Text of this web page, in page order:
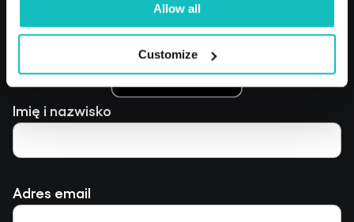
Allow all
Customize
Imię i nazwisko
Adres email